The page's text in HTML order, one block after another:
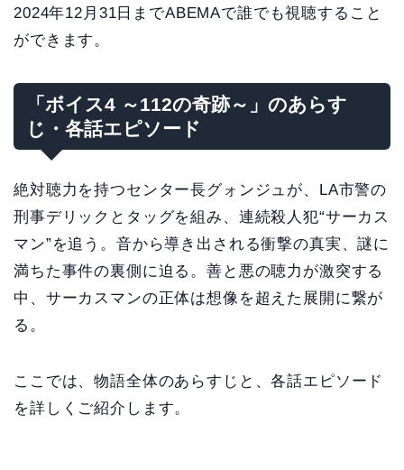
2024年12月31日までABEMAで誰でも視聴すること
ができます。
「ボイス4 ～112の奇跡～」のあらす
じ・各話エピソード
絶対聴力を持つセンター長グォンジュが、LA市警の
刑事デリックとタッグを組み、連続殺人犯“サーカス
マン”を追う。音から導き出される衝撃の真実、謎に
満ちた事件の裏側に迫る。善と悪の聴力が激突する
中、サーカスマンの正体は想像を超えた展開に繋が
る。
ここでは、物語全体のあらすじと、各話エピソード
を詳しくご紹介します。